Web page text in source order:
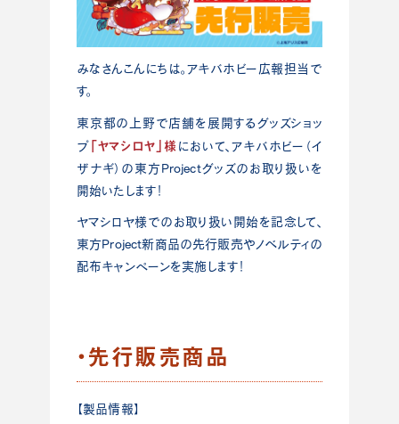
みなさんこんにちは。アキバホビー広報担当で
す。
東京都の上野で店舗を展開するグッズショッ
プ「ヤマシロヤ」様 において、アキバホビー（イ
ザナギ）の東方Projectグッズのお取り扱いを
開始いたします！
ヤマシロヤ様でのお取り扱い開始を記念して、
東方Project新商品の先行販売やノベルティの
配布キャンペーンを実施します！
・先行販売商品
【製品情報】